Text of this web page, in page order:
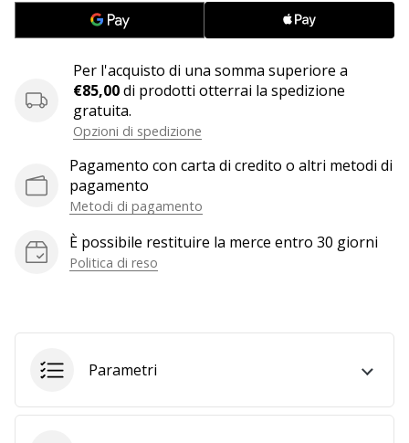
sei
fanatico
dell'handball
come
a
noi
Ambassador.
Mostra
articoli
Per l'acquisto di una somma superiore a
€85,00di prodotti otterrai la spedizione
gratuita.
Opzioni di spedizione
Pagamento con carta di credito o altri metodi di
pagamento
Metodi di pagamento
È possibile restituire la merce entro 30 giorni
Politica di reso
Parametri